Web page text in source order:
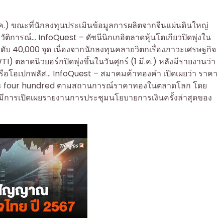
.) ขณะที่นักลงทุนประเมินข้อมูลการผลิตจากจีนแผ่นดินใหญ่
การณ์… InfoQuest – ดัชนีนิกเกอิตลาดหุ้นโตเกียวปิดพุ่งใน
40,000 จุด เนื่องจากนักลงทุนคลายวิตกเรื่องภาวะเศรษฐกิจ
ตลาดนิวยอร์กปิดพุ่งขึ้นในวันศุกร์ (1 มี.ค.) หลังมีรายงานว่า
อเปกพลัส… InfoQuest – สมาคมค้าทองคำ เปิดเผยว่า ราคา
hundred ตามสถานการณ์ราคาทองในตลาดโลก โดย
ารเปิดเผยรายงานการประชุมนโยบายการเงินครั้งล่าสุดของ